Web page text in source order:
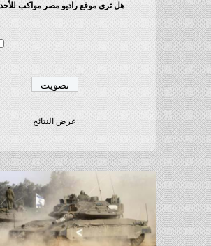
هل ترى موقع راديو مصر مواكب
عرض النتائج